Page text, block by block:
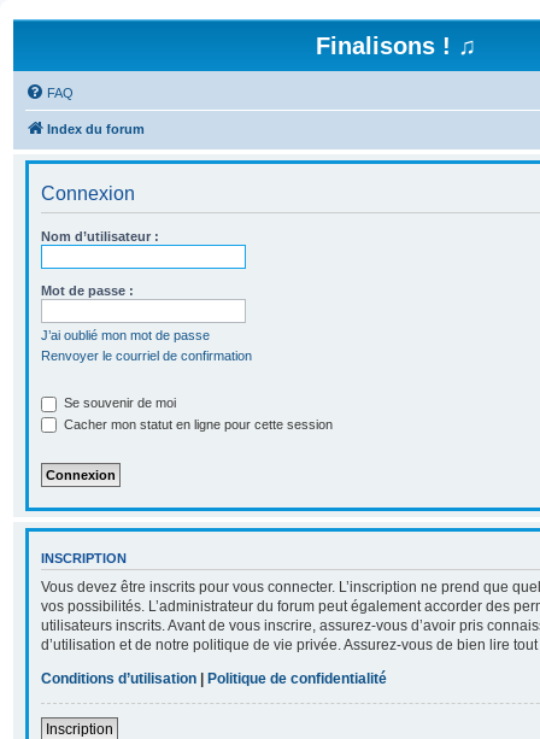
Finalisons ! ♫
FAQ
Index du forum
Connexion
Nom d’utilisateur :
Mot de passe :
J’ai oublié mon mot de passe
Renvoyer le courriel de confirmation
Se souvenir de moi
Cacher mon statut en ligne pour cette session
INSCRIPTION
Vous devez être inscrits pour vous connecter. L’inscription ne prend que
vos possibilités. L’administrateur du forum peut également accorder des
utilisateurs inscrits. Avant de vous inscrire, assurez-vous d’avoir pris
d’utilisation et de notre politique de vie privée. Assurez-vous de bien lire
Conditions d’utilisation | Politique de confidentialité
Inscription